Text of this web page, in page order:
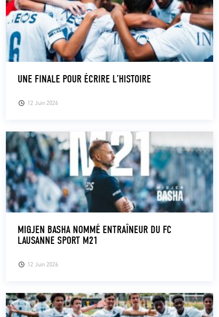
12 Juin 2026
UNE FINALE POUR ÉCRIRE L’HISTOIRE
12 Juin 2026
MIGJEN BASHA NOMMÉ ENTRAÎNEUR DU FC
LAUSANNE SPORT M21